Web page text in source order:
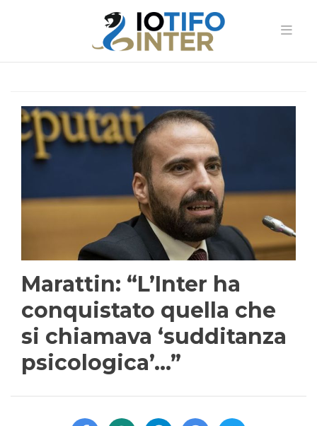
Marattin: “L’Inter ha
conquistato quella che
si chiamava ‘sudditanza
psicologica’…”